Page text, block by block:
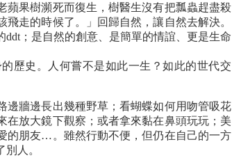
蘋果樹瀕死而復生，樹醫生沒有把瓢蟲趕盡殺
走的時候了。」回歸自然，讓自然去解決。
；是自然的創意、是簡單的情誼、更是生命
歷史。人何嘗不是如此一生？如此的世代交
邊牆邊長出幾種野草；看蝴蝶如何用吻管吸花
在放大鏡下觀察；或者拿來黏在鼻頭玩玩；美
的朋友…。雖然行動不便，但仍在自己的一方
人。